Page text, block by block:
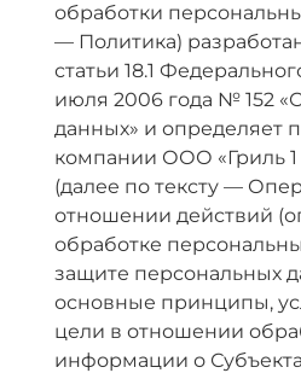
обработки
— Политика)
статьи 18.1
июля 2006 года № 152
данных» и определяет
компании ООО «Гриль
(далее по тексту —
отношении действий
обработке
защите персональных
основные принципы,
цели в отношении
информации о